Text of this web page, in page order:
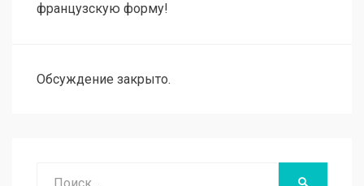
французскую форму!
Обсуждение закрыто.